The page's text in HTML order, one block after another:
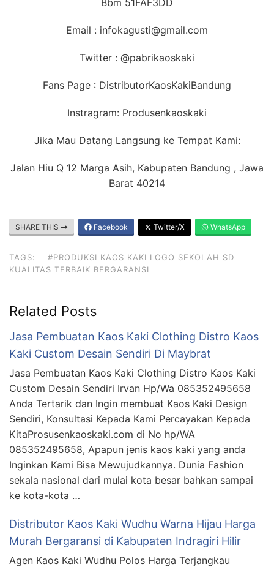
Email : infokagusti@gmail.com
Twitter : @pabrikaoskaki
Fans Page : DistributorKaosKakiBandung
Instragram: Produsenkaoskaki
Jika Mau Datang Langsung ke Tempat Kami:
Jalan Hiu Q 12 Marga Asih, Kabupaten Bandung , Jawa
Barat 40214
SHARE THIS Facebook Twitter/X WhatsApp
TAGS:
#PRODUKSI KAOS KAKI LOGO SEKOLAH SD
KUALITAS TERBAIK BERGARANSI
Related Posts
Jasa Pembuatan Kaos Kaki Clothing Distro Kaos
Kaki Custom Desain Sendiri Di Maybrat
Jasa Pembuatan Kaos Kaki Clothing Distro Kaos Kaki
Custom Desain Sendiri Irvan Hp/Wa 085352495658
Anda Tertarik dan Ingin membuat Kaos Kaki Design
Sendiri, Konsultasi Kepada Kami Percayakan Kepada
KitaProsusenkaoskaki.com di No hp/WA
085352495658, Apapun jenis kaos kaki yang anda
Inginkan Kami Bisa Mewujudkannya. Dunia Fashion
sekala nasional dari mulai kota besar bahkan sampai
ke kota-kota …
Distributor Kaos Kaki Wudhu Warna Hijau Harga
Murah Bergaransi di Kabupaten Indragiri Hilir
Agen Kaos Kaki Wudhu Polos Harga Terjangkau